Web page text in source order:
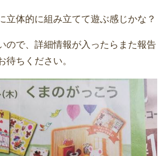
立体的に組み立てて遊ぶ感じかな？
ので、詳細情報が入ったらまた報告
待ちください。